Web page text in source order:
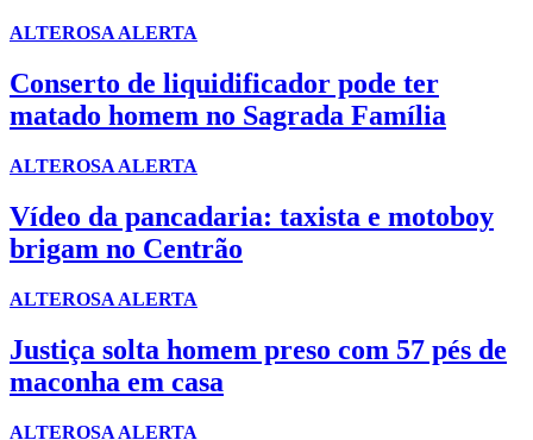
ALTEROSA ALERTA
Conserto de liquidificador pode ter
matado homem no Sagrada Família
ALTEROSA ALERTA
Vídeo da pancadaria: taxista e motoboy
brigam no Centrão
ALTEROSA ALERTA
Justiça solta homem preso com 57 pés de
maconha em casa
ALTEROSA ALERTA